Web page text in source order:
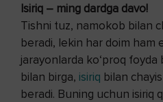
Isiriq – ming dardga davo!
Tishni tuz, namokob bilan
beradi, lekin har doim ham
jarayonlarda ko‘proq foyda
bilan birga, isiriq bilan
beradi. Buning uchun isiriq